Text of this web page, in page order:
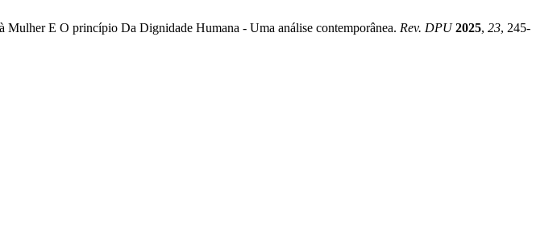
E O princípio Da Dignidade Humana - Uma análise contemporânea. Rev. DPU 2025, 23, 245-